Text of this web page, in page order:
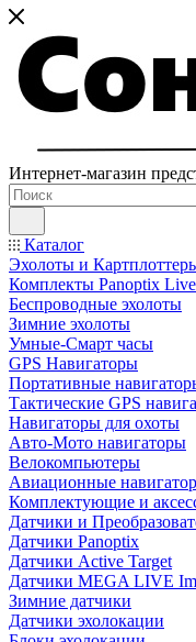
Интернет-магазин
Каталог
Эхолоты и
Комплекты Panoptix
Беспроводные эхолоты
Зимние эхолоты
Умные-Смарт часы
GPS Навигаторы
Портативные
Тактические GPS
Навигаторы для охоты
Авто-Мото навигаторы
Велокомпьютеры
Авиационные
Комплектующие и
Датчики и
Датчики Panoptix
Датчики Active Target
Датчики MEGA LIVE
Зимние датчики
Датчики эхолокации